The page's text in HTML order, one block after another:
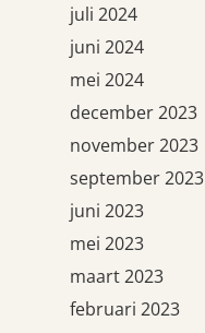
juli 2024
juni 2024
mei 2024
december 2023
november 2023
september 2023
juni 2023
mei 2023
maart 2023
februari 2023